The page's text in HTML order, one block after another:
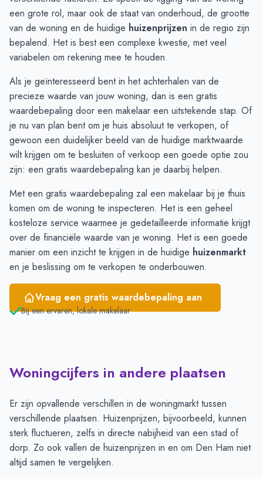
€ 551.777
€ 437.500
November
€ 535.200
€ 529.504
December
€ 460.800
€ 572.169
Januari
€ 444.777
€ 455.676
Maart
€ 446.285 € 344.430
April
€ 430.615 € 352.300
Mei
€ 521.466 € 634.166
Juni
€ 507.461 € 782.500
een grote rol, maar ook de staat van onderhoud, de grootte
van de woning en de huidige huizenprijzen in de regio zijn
bepalend. Het is best een complexe kwestie, met veel
variabelen om rekening mee te houden.
Als je geïnteresseerd bent in het achterhalen van de
precieze waarde van jouw woning, dan is een gratis
waardebepaling door een makelaar een uitstekende stap. Of
je nu van plan bent om je huis absoluut te verkopen, of
gewoon een duidelijker beeld van de huidige marktwaarde
wilt krijgen om te besluiten of verkoop een goede optie zou
zijn: een gratis waardebepaling kan je daarbij helpen.
Met een gratis waardebepaling zal een makelaar bij je thuis
komen om de woning te inspecteren. Het is een geheel
kosteloze service waarmee je gedetailleerde informatie krijgt
over de financiële waarde van je woning. Het is een goede
manier om een inzicht te krijgen in de huidige huizenmarkt
en je beslissing om te verkopen te onderbouwen.
Vraag een gratis waardebepaling aan
Bij een ervaren, lokale makelaar
Woningcijfers in andere plaatsen
Er zijn opvallende verschillen in de woningmarkt tussen
verschillende plaatsen. Huizenprijzen, bijvoorbeeld, kunnen
sterk fluctueren, zelfs in directe nabijheid van een stad of
dorp. Zo ook vallen de huizenprijzen in en om Den Ham niet
altijd samen te vergelijken.